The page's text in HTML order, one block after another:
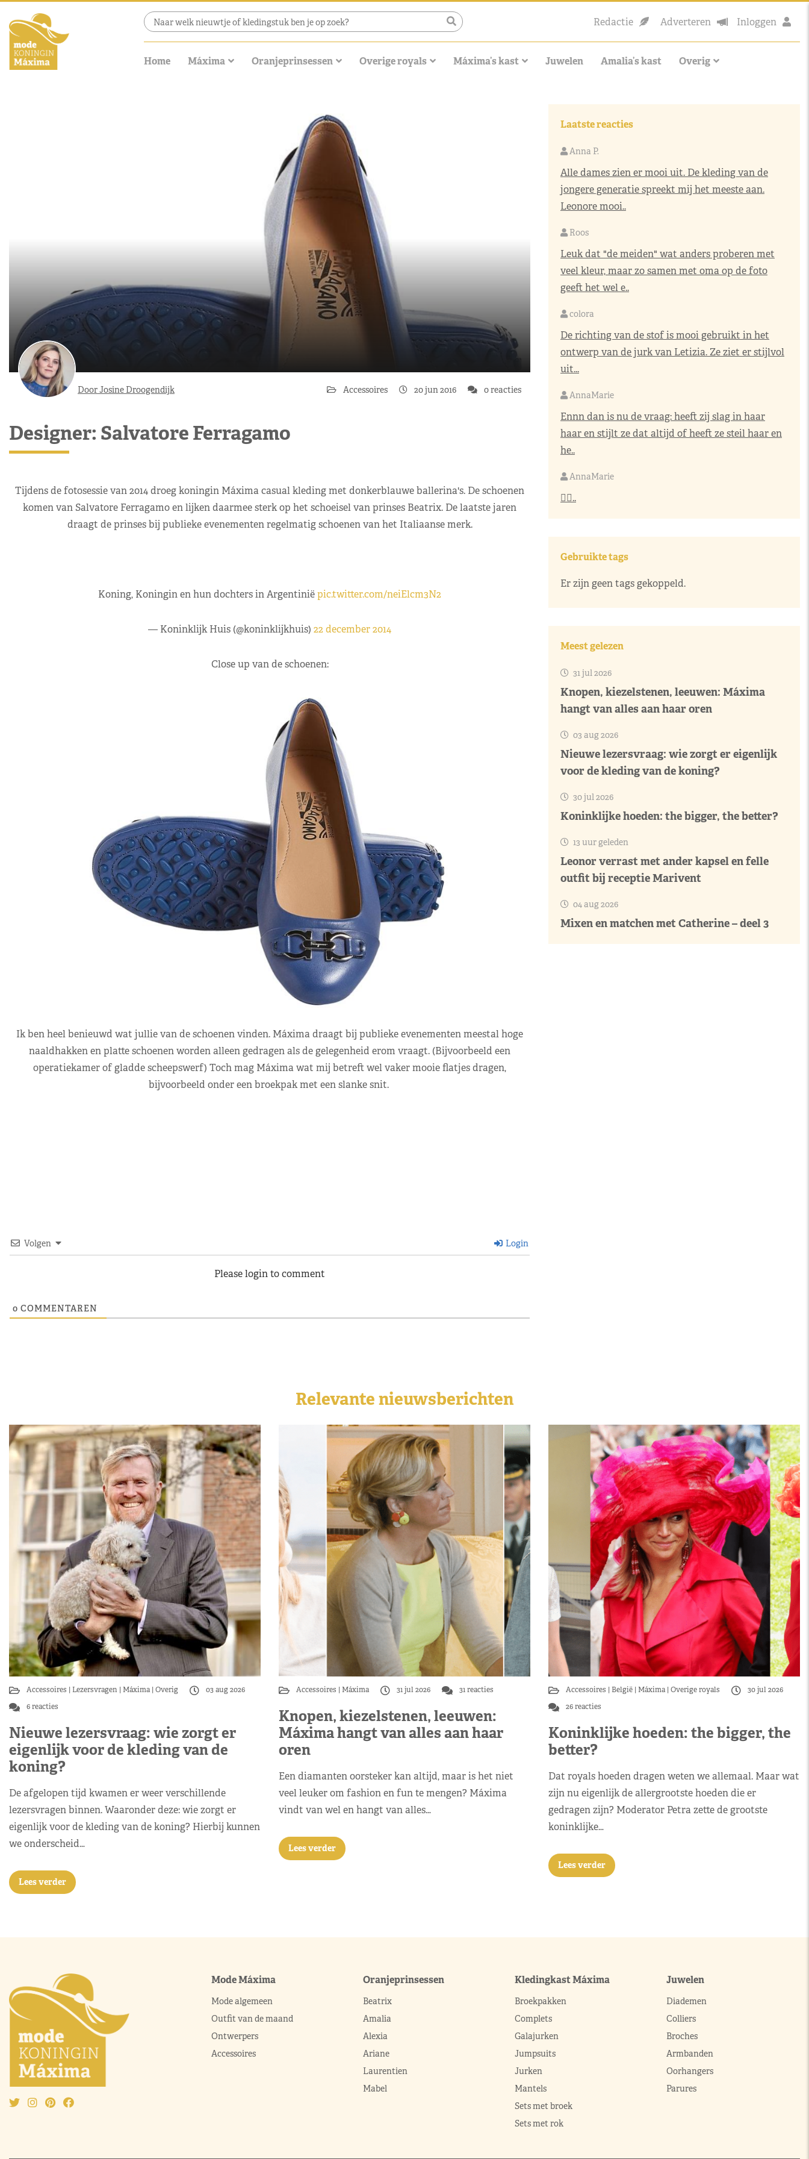
Redactie Adverteren Inloggen
Home Máxima Oranjeprinsessen Overige royals Máxima’s kast Juwelen Amalia’s kast Overig
Door Josine Droogendijk Accessoires 20 jun 2016 0 reacties
Designer: Salvatore Ferragamo
Tijdens de fotosessie van 2014 droeg koningin Máxima casual kleding met donkerblauwe ballerina's. De schoenen
komen van Salvatore Ferragamo en lijken daarmee sterk op het schoeisel van prinses Beatrix. De laatste jaren
draagt de prinses bij publieke evenementen regelmatig schoenen van het Italiaanse merk.
Koning, Koningin en hun dochters in Argentiniëpic.twitter.com/neiElcm3N2
— Koninklijk Huis (@koninklijkhuis) 22 december 2014
Close up van de schoenen:
Ik ben heel benieuwd wat jullie van de schoenen vinden. Máxima draagt bij publieke evenementen meestal hoge
naaldhakken en platte schoenen worden alleen gedragen als de gelegenheid erom vraagt. (Bijvoorbeeld een
operatiekamer of gladde scheepswerf) Toch mag Máxima wat mij betreft wel vaker mooie flatjes dragen,
bijvoorbeeld onder een broekpak met een slanke snit.
Volgen Login
Please login to comment
0 COMMENTAREN
Laatste reacties
Anna P.
Alle dames zien er mooi uit. De kleding van de
jongere generatie spreekt mij het meeste aan.
Leonore mooi..
Roos
Leuk dat "de meiden" wat anders proberen met
veel kleur, maar zo samen met oma op de foto
geeft het wel e..
colora
De richting van de stof is mooi gebruikt in het
ontwerp van de jurk van Letizia. Ze ziet er stijlvol
uit...
AnnaMarie
Ennn dan is nu de vraag: heeft zij slag in haar
haar en stijlt ze dat altijd of heeft ze steil haar en
he..
AnnaMarie
👌🏼..
Gebruikte tags
Er zijn geen tags gekoppeld.
Meest gelezen
31 jul 2026
Knopen, kiezelstenen, leeuwen: Máxima
hangt van alles aan haar oren
03 aug 2026
Nieuwe lezersvraag: wie zorgt er eigenlijk
voor de kleding van de koning?
30 jul 2026
Koninklijke hoeden: the bigger, the better?
13 uur geleden
Leonor verrast met ander kapsel en felle
outfit bij receptie Marivent
04 aug 2026
Mixen en matchen met Catherine – deel 3
Relevante nieuwsberichten
Accessoires Lezersvragen Máxima Overig
03 aug 2026
6 reacties
Nieuwe lezersvraag: wie zorgt er
eigenlijk voor de kleding van de
koning?
De afgelopen tijd kwamen er weer verschillende
lezersvragen binnen. Waaronder deze: wie zorgt er
eigenlijk voor de kleding van de koning? Hierbij kunnen
we onderscheid…
Lees verder
Accessoires Máxima 31 jul 2026 31 reacties
Knopen, kiezelstenen, leeuwen:
Máxima hangt van alles aan haar
oren
Een diamanten oorsteker kan altijd, maar is het niet
veel leuker om fashion en fun te mengen? Máxima
vindt van wel en hangt van alles…
Lees verder
Accessoires België Máxima Overige royals
30 jul 2026
26 reacties
Koninklijke hoeden: the bigger, the
better?
Dat royals hoeden dragen weten we allemaal. Maar wat
zijn nu eigenlijk de allergrootste hoeden die er
gedragen zijn? Moderator Petra zette de grootste
koninklijke…
Lees verder
Mode Máxima
Mode algemeen
Outfit van de maand
Ontwerpers
Accessoires
Oranjeprinsessen
Beatrix
Amalia
Alexia
Ariane
Laurentien
Mabel
Kledingkast Máxima
Broekpakken
Complets
Galajurken
Jumpsuits
Jurken
Mantels
Sets met broek
Sets met rok
Juwelen
Diademen
Colliers
Broches
Armbanden
Oorhangers
Parures